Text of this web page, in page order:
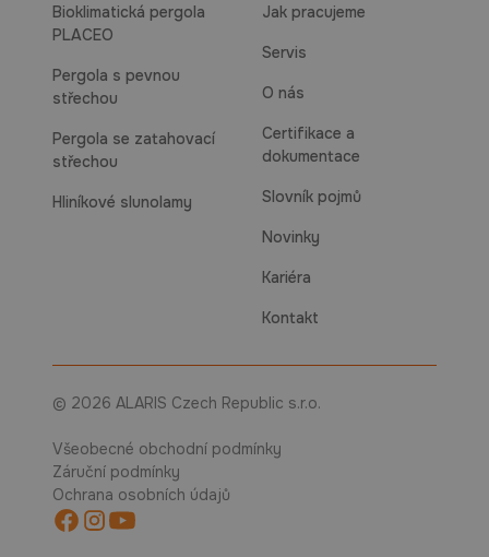
Bioklimatická pergola
PLACEO
Pergola s pevnou
střechou
Pergola se zatahovací
střechou
Hliníkové slunolamy
Jak pracujeme
Servis
O nás
Certifikace a
dokumentace
Slovník pojmů
Novinky
Kariéra
Kontakt
© 2026 ALARIS Czech Republic s.r.o.
Všeobecné obchodní podmínky
Záruční podmínky
Ochrana osobních údajů